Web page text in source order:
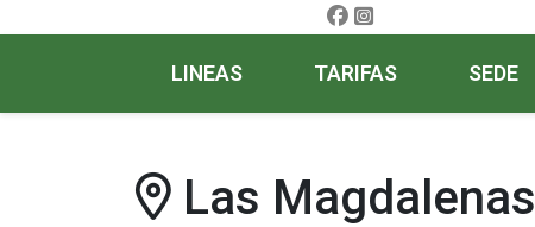
LINEAS TARIFAS SEDE
Las Magdalenas